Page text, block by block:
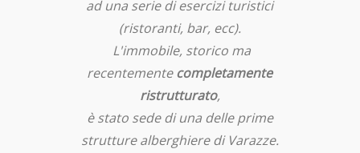
ad una serie di esercizi turistici
(ristoranti, bar, ecc).
L'immobile, storico ma
recentementecompletamente
ristrutturato,
è stato sede di una delle prime
strutture alberghiere di Varazze.